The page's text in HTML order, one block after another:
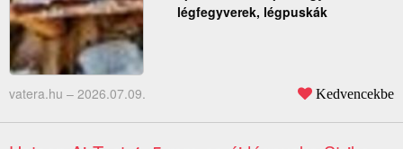
légfegyverek, légpuskák
vatera.hu – 2026.07.09. Kedvencekbe